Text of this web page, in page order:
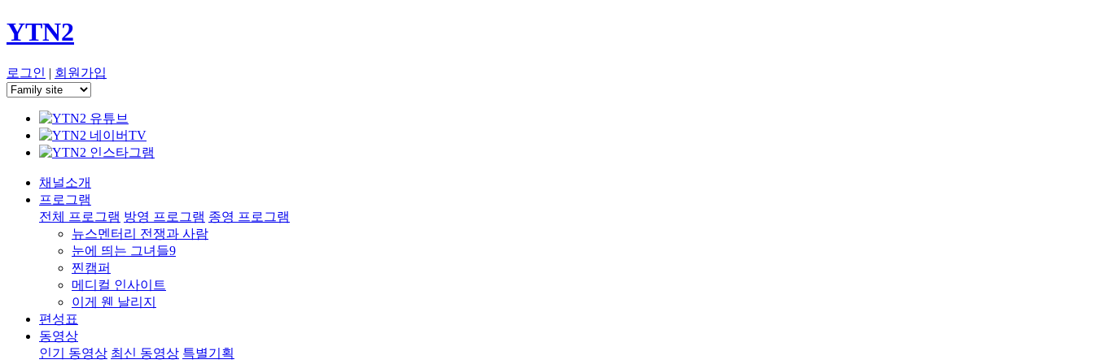
YTN2
로그인 | 회원가입
채널소개
프로그램
전체 프로그램 방영 프로그램 종영 프로그램
뉴스멘터리 전쟁과 사람
눈에 띄는 그녀들9
찐캠퍼
메디컬 인사이트
이게 웬 날리지
편성표
동영상
인기 동영상 최신 동영상 특별기획